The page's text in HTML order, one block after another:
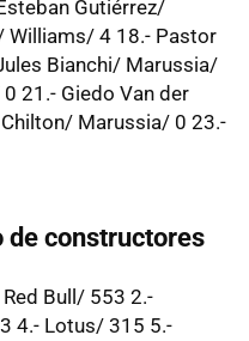
Gutiérrez/
Williams/ 4 18.- Pastor
Bianchi/ Marussia/
21.- Giedo Van der
Marussia/ 0 23.-
de constructores
Red Bull/ 553 2.-
4.- Lotus/ 315 5.-